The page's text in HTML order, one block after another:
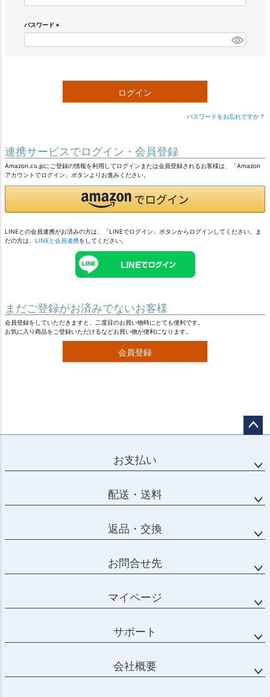
必
パスワード
必
ログイン
パスワードをお忘れですか？
連携サービスでログイン・会員登録
Amazon.co.jpにご登録の情報を利用してログインまたは会員登録されるお客様は、「Amazon
アカウントでログイン」ボタンよりお進みください。
LINEとの会員連携がお済みの方は、「LINEでログイン」ボタンからログインしてください。ま
だの方は、 LINEと会員連携をしてください。
まだご登録がお済みでないお客様
会員登録をしていただきますと、二度目のお買い物時にとても便利です。
お気に入り商品をご登録いただけるなどお買い物が便利になります。
会員登録
お支払い
配送・送料
返品・交換
お問合せ先
マイページ
サポート
会社概要